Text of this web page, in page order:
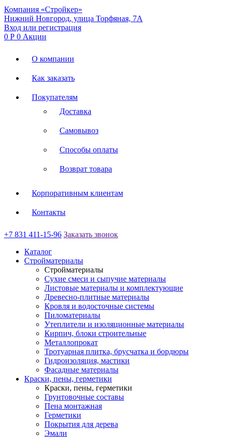
Компания «Стройкер»
Нижний Новгород, улица Торфяная, 7А
Вход или регистрация
0 Р 0 Акции
О компании
Как заказать
Покупателям
Доставка
Самовывоз
Способы оплаты
Возврат товара
Корпоративным клиентам
Контакты
+7 831 411-15-96 Заказать звонок
Каталог
Стройматериалы
Стройматериалы
Сухие смеси и сыпучие материалы
Листовые материалы и комплектующие
Древесно-плитные материалы
Кровля и водосточные системы
Пиломатериалы
Утеплители и изоляционные материалы
Кирпич, блоки строительные
Металлопрокат
Тротуарная плитка, брусчатка и бордюры
Гидроизоляция, мастики
Фасадные материалы
Краски, пены, герметики
Краски, пены, герметики
Грунтовочные составы
Пена монтажная
Герметики
Покрытия для дерева
Эмали